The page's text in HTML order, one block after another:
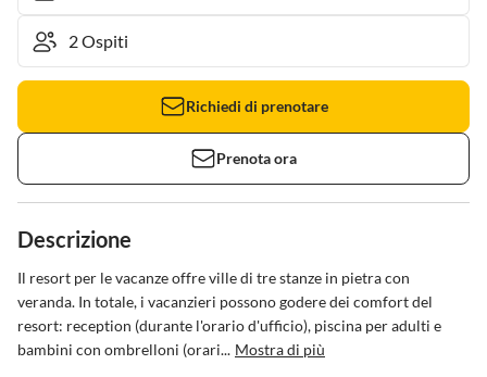
Richiedi di prenotare
Prenota ora
Descrizione
Il resort per le vacanze offre ville di tre stanze in pietra con
veranda. In totale, i vacanzieri possono godere dei comfort del
resort: reception (durante l'orario d'ufficio), piscina per adulti e
bambini con ombrelloni (orari... Mostra di più